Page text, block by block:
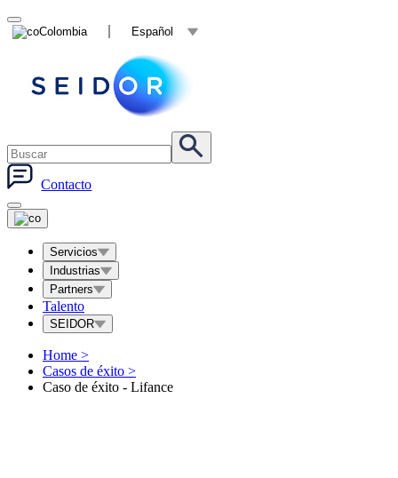
Colombia Español
Contacto
Servicios
Industrias
Partners
Talento
SEIDOR
Home >
Casos de éxito >
Caso de éxito - Lifance